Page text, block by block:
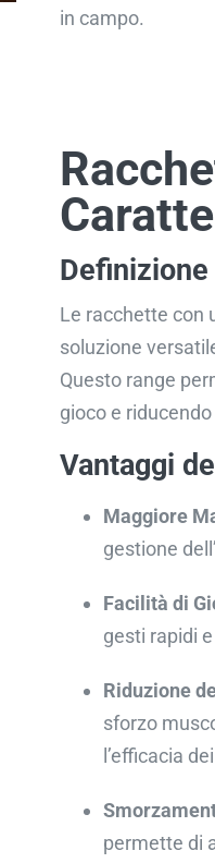
in campo.
Le racchette con
soluzione
Questo range
gioco e
Vantaggi
Maggiore
gestione
Facilità di
gesti rapidi
Riduzione
sforzo
l’efficacia
permette di